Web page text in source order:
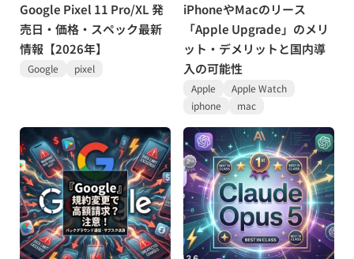
Google Pixel 11 Pro/XL 発
売日・価格・スペック最新
情報【2026年】
Google pixel
iPhoneやMacのリース
「Apple Upgrade」のメリ
ット・デメリットと国内導
入の可能性
Apple
Apple Watch
iphone
mac